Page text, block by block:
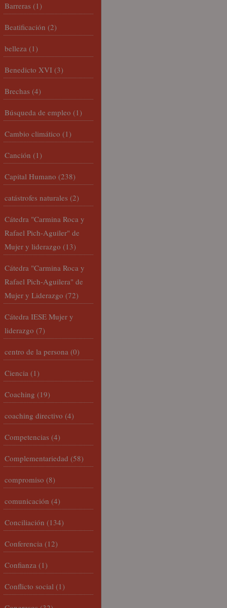
Barreras (1)
Beatificación (2)
belleza (1)
Benedicto XVI (3)
Brechas (4)
Búsqueda de empleo (1)
Cambio climático (1)
Canción (1)
Capital Humano (238)
catástrofes naturales (2)
Cátedra "Carmina Roca y
Rafael Pich-Aguiler" de
Mujer y liderazgo (13)
Cátedra "Carmina Roca y
Rafael Pich-Aguilera" de
Mujer y Liderazgo (72)
Cátedra IESE Mujer y
liderazgo (7)
centro de la persona (0)
Ciencia (1)
Coaching (19)
coaching directivo (4)
Competencias (4)
Complementariedad (58)
compromiso (8)
comunicación (4)
Conciliación (134)
Conferencia (12)
Confianza (1)
Conflicto social (1)